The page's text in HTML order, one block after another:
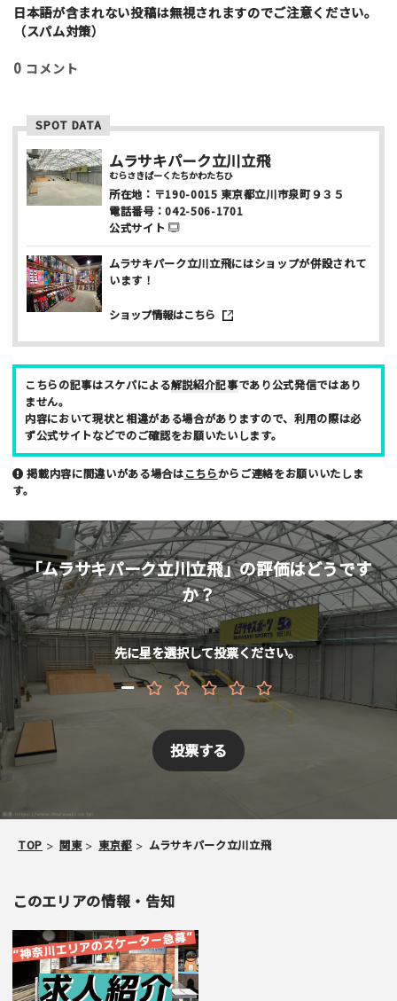
ニックネーム （任意/公開）
男性
女性
年齢
お名前 （非公開/任意）
メールアドレス （非公開/任意）
当サイトへメッセージなどございましたら
スパム防止のため「スケパ」と入力ください
ご注意事項
・簡単なご感想の場合はコメント掲示板をご利用下さい。
・一方的な誹謗中傷の内容は掲載いたしかねます。
i日本語が含まれない投稿は無視されますのでご注意ください。
（スパム対策）
0 コメント
SPOT DATA
ムラサキパーク立川立飛
むらさきぱーくたちかわたちひ
所在地： 〒190-0015 東京都立川市泉町９３５
電話番号：042-506-1701
公式サイト
ムラサキパーク立川立飛にはショップが併設されて
います！
ショップ情報はこちら
こちらの記事はスケパによる解説紹介記事であり公式発信ではあり
ません。
内容において現状と相違がある場合がありますので、利用の際は必
ず公式サイトなどでのご確認をお願いたいします。
掲載内容に間違いがある場合はこちらからご連絡をお願いいたしま
す。
「ムラサキパーク立川立飛」の評価はどうです
か？
先に星を選択して投票ください。
TOP 関東 東京都 ムラサキパーク立川立飛
このエリアの情報・告知